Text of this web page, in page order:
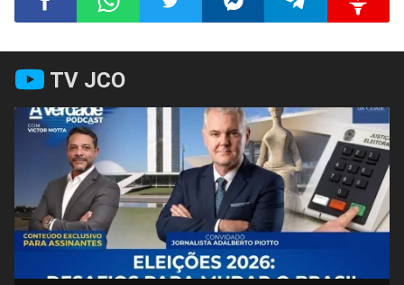
no
Facebook
no
Whatsapp
no
Twitter
no
Messenger
no
Telegram
no
Gettr
TV JCO